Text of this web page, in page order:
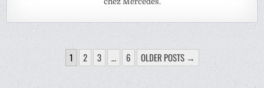
PAGINATION
1 2 3 … 6 OLDER POSTS →